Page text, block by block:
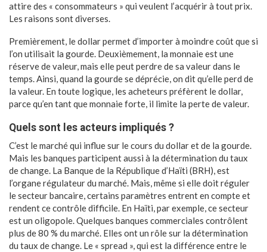
attire des « consommateurs » qui veulent l’acquérir à tout prix.
Les raisons sont diverses.
Premièrement, le dollar permet d’importer à moindre coût que si
l’on utilisait la gourde. Deuxièmement, la monnaie est une
réserve de valeur, mais elle peut perdre de sa valeur dans le
temps. Ainsi, quand la gourde se déprécie, on dit qu’elle perd de
la valeur. En toute logique, les acheteurs préfèrent le dollar,
parce qu’en tant que monnaie forte, il limite la perte de valeur.
Quels sont les acteurs impliqués ?
C’est le marché qui influe sur le cours du dollar et de la gourde.
Mais les banques participent aussi à la détermination du taux
de change. La Banque de la République d’Haïti (BRH), est
l’organe régulateur du marché. Mais, même si elle doit réguler
le secteur bancaire, certains paramètres entrent en compte et
rendent ce contrôle difficile. En Haïti, par exemple, ce secteur
est un oligopole. Quelques banques commerciales contrôlent
plus de 80 % du marché. Elles ont un rôle sur la détermination
du taux de change. Le « spread », qui est la différence entre le